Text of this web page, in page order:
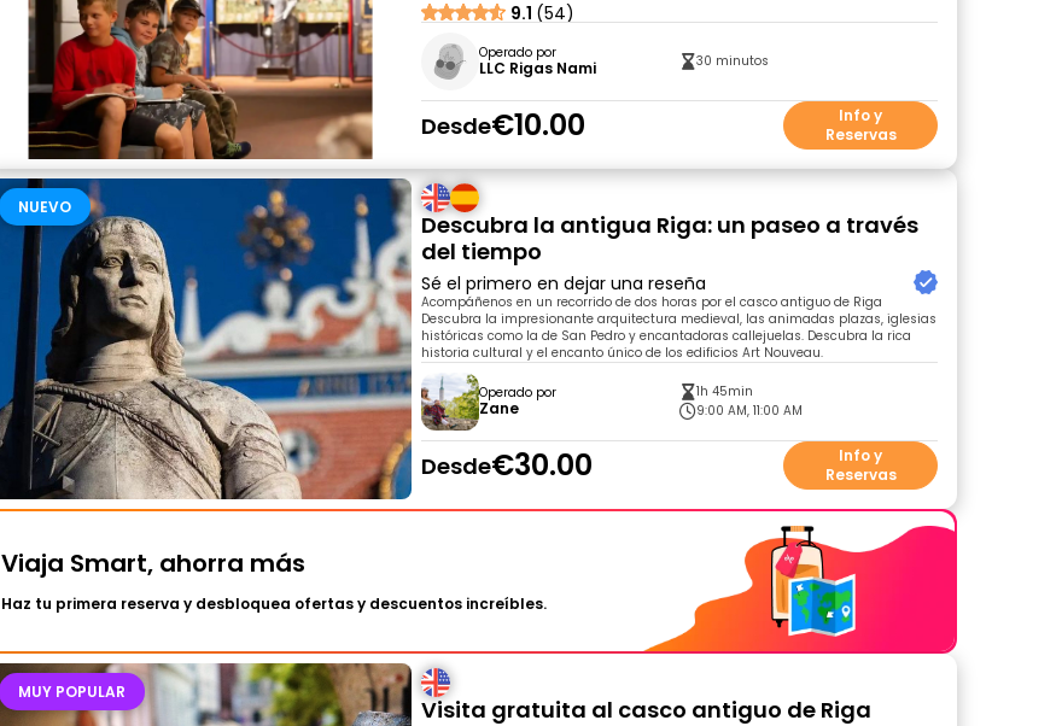
9.1 (54)
Operado por
LLC Rigas Nami 30 minutos
Desde€10.00
Info y
Reservas
NUEVO
Descubra la antigua Riga: un paseo a través
del tiempo
Sé el primero en dejar una reseña
Acompáñenos en un recorrido de dos horas por el casco antiguo de Riga
Descubra la impresionante arquitectura medieval, las animadas plazas, iglesias
históricas como la de San Pedro y encantadoras callejuelas. Descubra la rica
historia cultural y el encanto único de los edificios Art Nouveau.
Operado por
Zane
1h 45min
9:00 AM, 11:00 AM
Desde€30.00
Info y
Reservas
Viaja Smart, ahorra más
Haz tu primera reserva y desbloquea ofertas y descuentos increíbles.
MUY POPULAR
Visita gratuita al casco antiguo de Riga